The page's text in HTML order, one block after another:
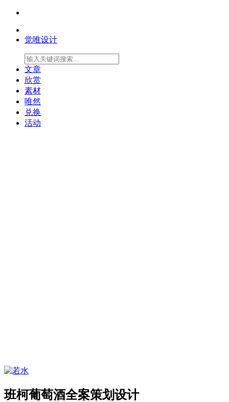
觉唯设计
文章
欣赏
素材
唯然
兑换
活动
班柯葡萄酒全案策划设计